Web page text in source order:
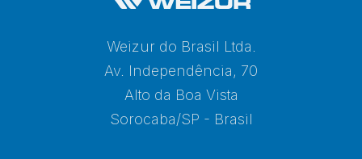
Weizur do Brasil Ltda.
Av. Independência, 70
Alto da Boa Vista
Sorocaba/SP - Brasil